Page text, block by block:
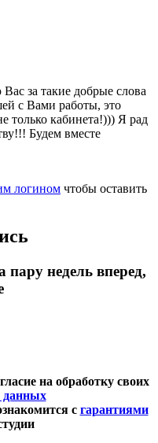
за такие добрые слова
с Вами работы, это
только кабинета!))) Я рад
Будем вместе
логином чтобы оставить
недель вперед,
на обработку своих
данных
с гарантиями